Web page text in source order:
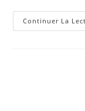
Continuer La